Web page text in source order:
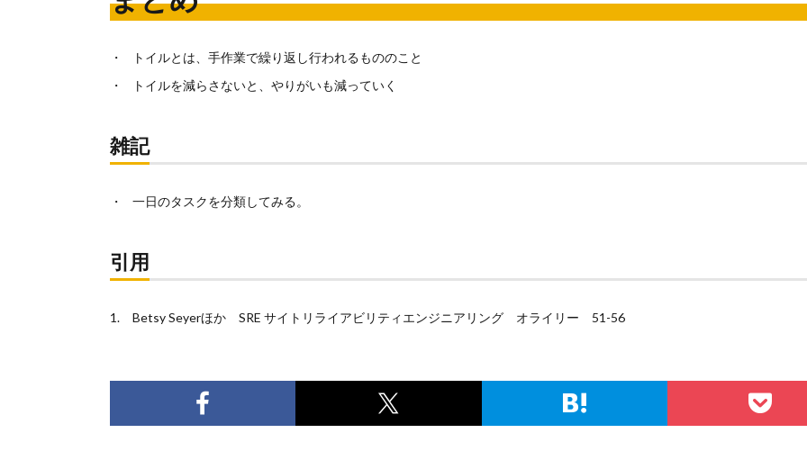
トイルとは、手作業で繰り返し行われるもののこと
トイルを減らさないと、やりがいも減っていく
雑記
一日のタスクを分類してみる。
引用
Betsy Seyerほか SRE サイトリライアビリティエンジニアリング オライリー 51-56